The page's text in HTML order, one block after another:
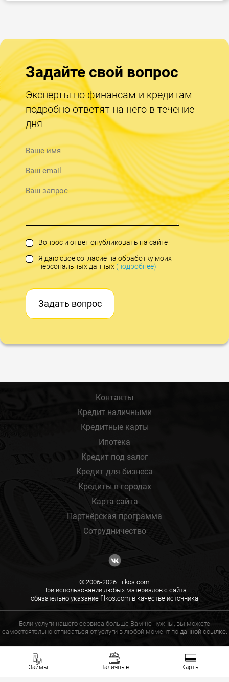
Задайте свой вопрос
Эксперты по финансам и кредитам
подробно ответят на него в течение
дня
Вопрос и ответ опубликовать на сайте
Я даю свое согласие на обработку моих
персональных данных(подробнее)
Задать вопрос
Займы Наличные Карты
Контакты
Кредит наличными
Кредитные карты
Ипотека
Кредит под залог
Кредит для бизнеса
Кредиты в городах
Карта сайта
Партнёрская программа
Сотрудничество
© 2006-2026 Filkos.com
При использовании любых материалов с сайта
обязательно указание filkos.com в качестве источника
Если услуги нашего сервиса больше Вам не нужны, вы можете
самостоятельно отписаться от услуги в любой момент по данной ссылке.